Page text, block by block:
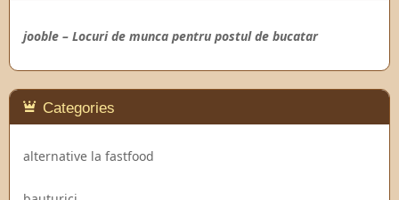
jooble – Locuri de munca pentru postul de bucatar
Categories
alternative la fastfood